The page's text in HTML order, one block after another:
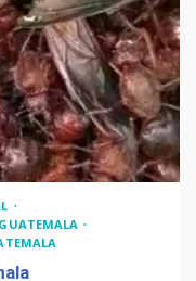
fiambre
de Vecindad